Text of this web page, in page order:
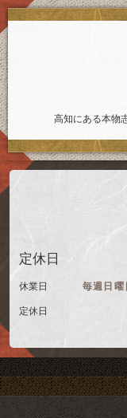
高知にある本物
定休日
休業日 毎週日曜
定休日